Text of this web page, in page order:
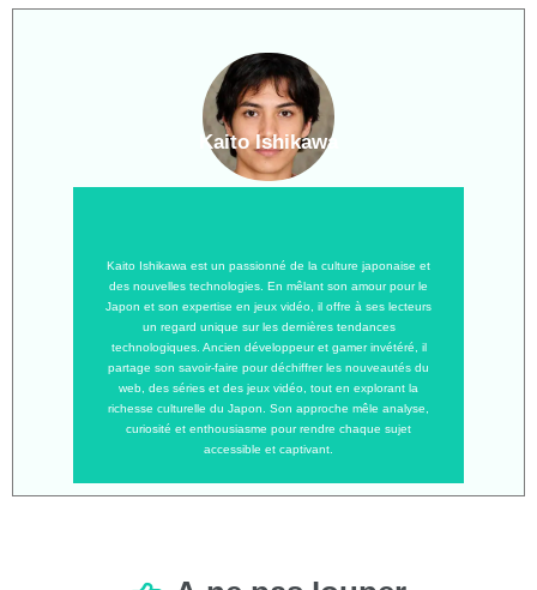
Kaito Ishikawa est un passionné de la culture japonaise et
des nouvelles technologies. En mêlant son amour pour le
Japon et son expertise en jeux vidéo, il offre à ses lecteurs
un regard unique sur les dernières tendances
technologiques. Ancien développeur et gamer invétéré, il
partage son savoir-faire pour déchiffrer les nouveautés du
web, des séries et des jeux vidéo, tout en explorant la
richesse culturelle du Japon. Son approche mêle analyse,
curiosité et enthousiasme pour rendre chaque sujet
accessible et captivant.
Kaito Ishikawa